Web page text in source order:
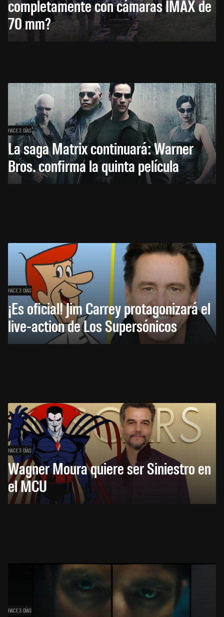
completamente con cámaras IMAX de
70 mm?
HACE 3 DÍAS
La saga Matrix continuará: Warner
Bros. confirma la quinta película
HACE 3 DÍAS
¡Es oficial! Jim Carrey protagonizará el
live-action de Los Supersónicos
HACE 3 DÍAS
Wagner Moura quiere ser Siniestro en
el MCU
HACE 3 DÍAS